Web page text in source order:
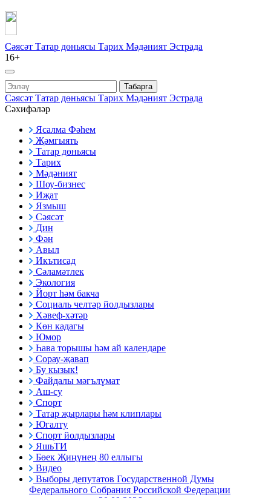
Сәясәт Татар дөньясы Тарих Мәдәният Эстрада
16+
Табарга
Сәясәт Татар дөньясы Тарих Мәдәният Эстрада
Сәхифәләр
Ясалма Фәһем
Җәмгыять
Татар дөньясы
Тарих
Мәдәният
Шоу-бизнес
Иҗат
Язмыш
Сәясәт
Дин
Фән
Авыл
Икътисад
Сәламәтлек
Экология
Йорт һәм бакча
Социаль челтәр йолдызлары
Хәвеф-хәтәр
Көн кадагы
Юмор
Һава торышы һәм ай календаре
Сорау-җавап
Бу кызык!
Файдалы мәгълүмат
Аш-су
Спорт
Татар җырлары һәм клиплары
Югалту
Спорт йолдызлары
ЯшьТИ
Бөек Җиңүнең 80 еллыгы
Видео
Выборы депутатов Государственной Думы
Федерального Собрания Российской Федерации